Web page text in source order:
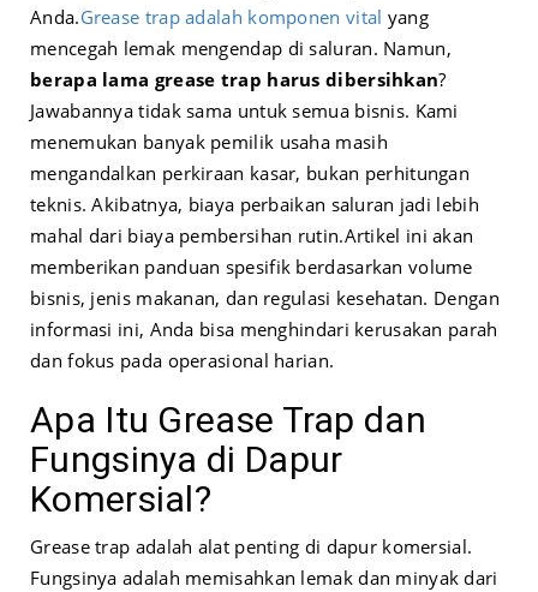
Anda.Grease trap adalah komponen vital yang
mencegah lemak mengendap di saluran. Namun,
berapa lama grease trap harus dibersihkan?
Jawabannya tidak sama untuk semua bisnis. Kami
menemukan banyak pemilik usaha masih
mengandalkan perkiraan kasar, bukan perhitungan
teknis. Akibatnya, biaya perbaikan saluran jadi lebih
mahal dari biaya pembersihan rutin.Artikel ini akan
memberikan panduan spesifik berdasarkan volume
bisnis, jenis makanan, dan regulasi kesehatan. Dengan
informasi ini, Anda bisa menghindari kerusakan parah
dan fokus pada operasional harian.
Apa Itu Grease Trap dan
Fungsinya di Dapur
Komersial?
Grease trap adalah alat penting di dapur komersial.
Fungsinya adalah memisahkan lemak dan minyak dari